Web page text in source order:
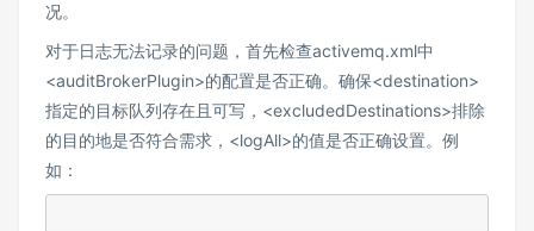
况。
对于日志无法记录的问题，首先检查activemq.xml中
<auditBrokerPlugin>的配置是否正确。确保<destination>
指定的目标队列存在且可写，<excludedDestinations>排除
的目的地是否符合需求，<logAll>的值是否正确设置。例
如：